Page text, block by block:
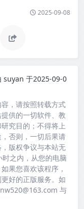
2025-09-08
suyan 于2025-09-0
，请按照转载方式
供的一切软件、教
究目的；不得将上
否则，一切后果请
版权争议与本站无
之内，从您的电脑
果您喜欢该程序，
好的正版服务。如
与